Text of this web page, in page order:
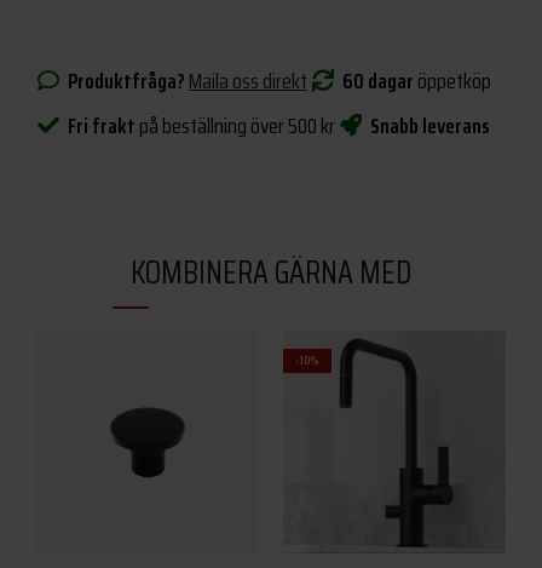
Produktfråga?Maila oss direkt 60 dagaröppetköp
Fri fraktpå beställning över 500 kr Snabb leverans
KOMBINERA GÄRNA MED
-10%